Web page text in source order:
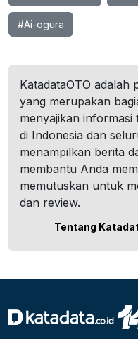
#Ai-ogura
KatadataOTO
yang merupakan
menyajikan
di Indonesia dan
menampilkan berita
membantu Anda
memutuskan untuk
dan review.
Tentang